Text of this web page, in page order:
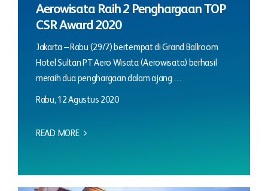
Aerowisata Raih 2 Penghargaan TOP
CSR Award 2020
Jakarta – Rabu (29/7) bertempat di Grand Ballroom
Hotel Sultan PT Aero Wisata (Aerowisata) berhasil
meraih dua penghargaan dalam ajang …
Rabu, 12 Agustus 2020
READ MORE